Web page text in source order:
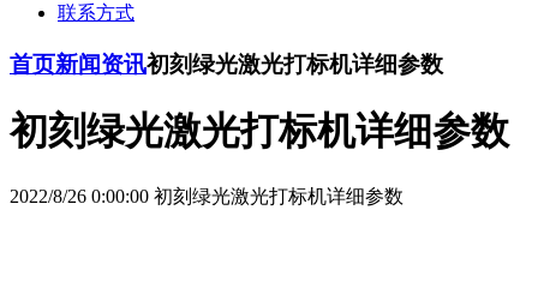
联系方式
首页新闻资讯初刻绿光激光打标机详细参数
初刻绿光激光打标机详细参数
2022/8/26 0:00:00 初刻绿光激光打标机详细参数